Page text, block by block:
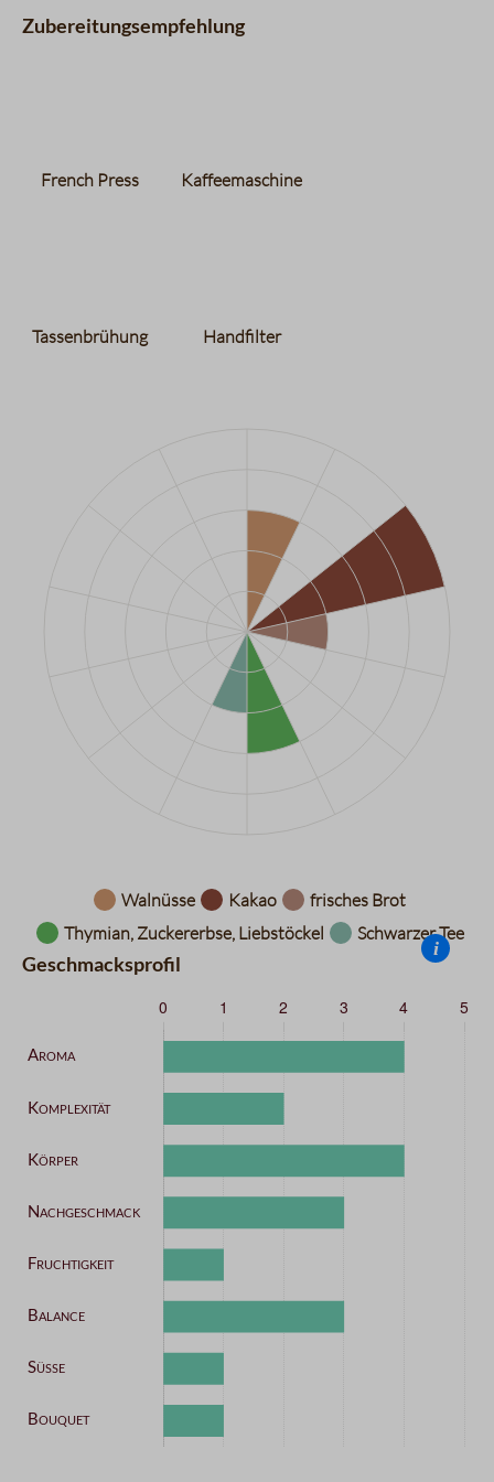
Zubereitungsempfehlung
French Press Kaffeemaschine
Tassenbrühung Handfilter
Datentabelle für das Diagramm: Aromarad
Walnüsse Kakao
frisches Brot
Thymian, Zuckererbse, Liebstöckel
Schwarzer Tee
Geschmacksprofil
i